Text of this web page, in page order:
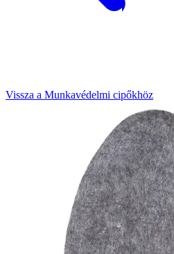
Vissza a Munkavédelmi cipőkhöz